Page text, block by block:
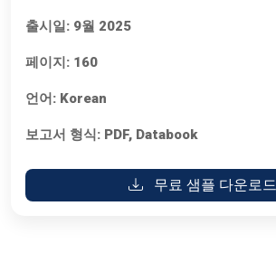
출시일: 9월 2025
페이지: 160
언어: Korean
보고서 형식: PDF, Databook
무료 샘플 다운로드